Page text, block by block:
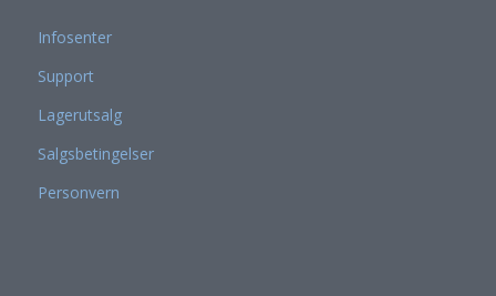
Infosenter
Support
Lagerutsalg
Salgsbetingelser
Personvern